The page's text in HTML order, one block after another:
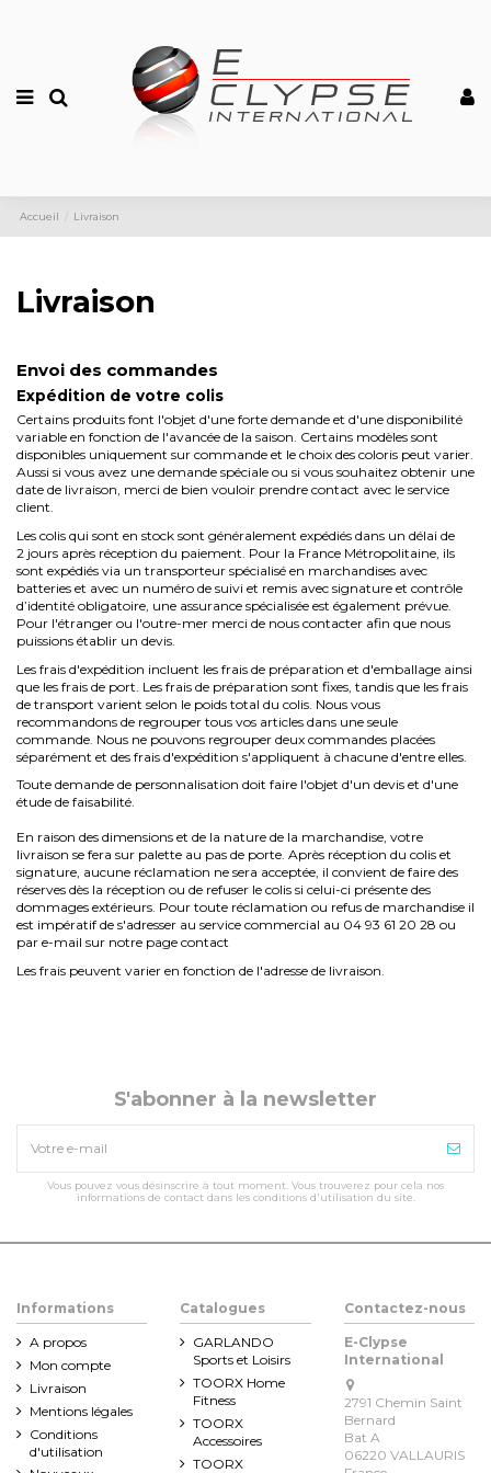
Accueil Livraison
Livraison
Envoi des commandes
Expédition de votre colis
Certains produits font l'objet d'une forte demande et d'une disponibilité
variable en fonction de l'avancée de la saison. Certains modèles sont
disponibles uniquement sur commande et le choix des coloris peut varier.
Aussi si vous avez une demande spéciale ou si vous souhaitez obtenir une
date de livraison, merci de bien vouloir prendre contact avec le service
client.
Les colis qui sont en stock sont généralement expédiés dans un délai de
2 jours après réception du paiement. Pour la France Métropolitaine, ils
sont expédiés via un transporteur spécialisé en marchandises avec
batteries et avec un numéro de suivi et remis avec signature et contrôle
d’identité obligatoire, une assurance spécialisée est également prévue.
Pour l'étranger ou l'outre-mer merci de nous contacter afin que nous
puissions établir un devis.
Les frais d'expédition incluent les frais de préparation et d'emballage ainsi
que les frais de port. Les frais de préparation sont fixes, tandis que les frais
de transport varient selon le poids total du colis. Nous vous
recommandons de regrouper tous vos articles dans une seule
commande. Nous ne pouvons regrouper deux commandes placées
séparément et des frais d'expédition s'appliquent à chacune d'entre elles.
Toute demande de personnalisation doit faire l'objet d'un devis et d'une
étude de faisabilité.
En raison des dimensions et de la nature de la marchandise, votre
livraison se fera sur palette au pas de porte. Après réception du colis et
signature, aucune réclamation ne sera acceptée, il convient de faire des
réserves dès la réception ou de refuser le colis si celui-ci présente des
dommages extérieurs. Pour toute réclamation ou refus de marchandise il
est impératif de s'adresser au service commercial au 04 93 61 20 28 ou
par e-mail sur notre page contact
Les frais peuvent varier en fonction de l'adresse de livraison.
S'abonner à la newsletter
Vous pouvez vous désinscrire à tout moment. Vous trouverez pour cela nos
informations de contact dans les conditions d'utilisation du site.
Informations
A propos
Mon compte
Livraison
Mentions légales
Conditions
d'utilisation
Catalogues
GARLANDO
Sports et Loisirs
TOORX Home
Fitness
TOORX
Accessoires
TOORX
Contactez-nous
E-Clypse
International
2791 Chemin Saint
Bernard
Bat A
06220 VALLAURIS